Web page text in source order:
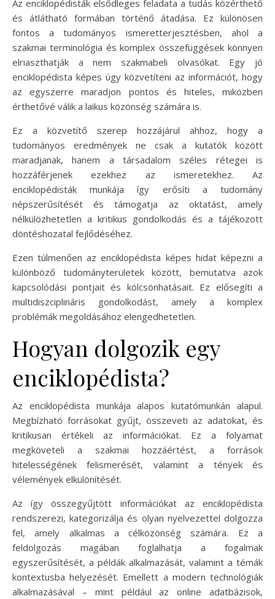
Az enciklopédisták elsődleges feladata a tudás közérthető
és átlátható formában történő átadása. Ez különösen
fontos a tudományos ismeretterjesztésben, ahol a
szakmai terminológia és komplex összefüggések könnyen
elriaszthatják a nem szakmabeli olvasókat. Egy jó
enciklopédista képes úgy közvetíteni az információt, hogy
az egyszerre maradjon pontos és hiteles, miközben
érthetővé válik a laikus közönség számára is.
Ez a közvetítő szerep hozzájárul ahhoz, hogy a
tudományos eredmények ne csak a kutatók között
maradjanak, hanem a társadalom széles rétegei is
hozzáférjenek ezekhez az ismeretekhez. Az
enciklopédisták munkája így erősíti a tudomány
népszerűsítését és támogatja az oktatást, amely
nélkülözhetetlen a kritikus gondolkodás és a tájékozott
döntéshozatal fejlődéséhez.
Ezen túlmenően az enciklopédista képes hidat képezni a
különböző tudományterületek között, bemutatva azok
kapcsolódási pontjait és kölcsönhatásait. Ez elősegíti a
multidiszciplináris gondolkodást, amely a komplex
problémák megoldásához elengedhetetlen.
Hogyan dolgozik egy
enciklopédista?
Az enciklopédista munkája alapos kutatómunkán alapul.
Megbízható forrásokat gyűjt, összeveti az adatokat, és
kritikusan értékeli az információkat. Ez a folyamat
megköveteli a szakmai hozzáértést, a források
hitelességének felismerését, valamint a tények és
vélemények elkülönítését.
Az így összegyűjtött információkat az enciklopédista
rendszerezi, kategorizálja és olyan nyelvezettel dolgozza
fel, amely alkalmas a célközönség számára. Ez a
feldolgozás magában foglalhatja a fogalmak
egyszerűsítését, a példák alkalmazását, valamint a témák
kontextusba helyezését. Emellett a modern technológiák
alkalmazásával – mint például az online adatbázisok,